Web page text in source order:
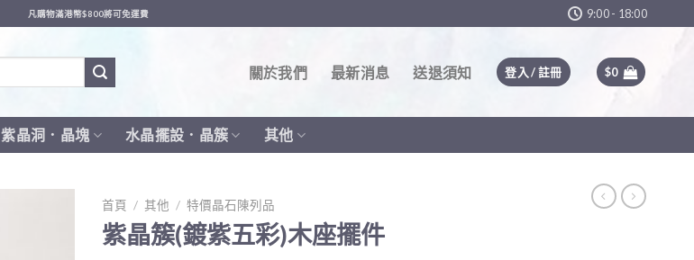
凡購物滿港幣$800將可免運費 9:00 - 18:00
關於我們 最新消息 送退須知 登入 / 註冊 $0
紫晶洞．晶塊 水晶擺設．晶簇 其他
首頁 / 其他 / 特價晶石陳列品
紫晶簇(鍍紫五彩)木座擺件